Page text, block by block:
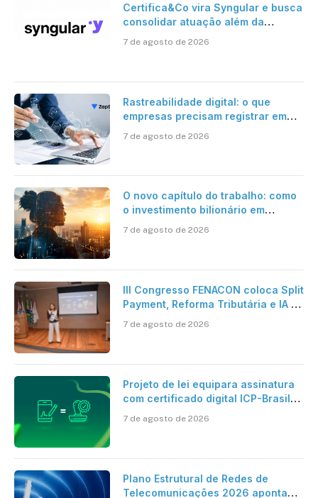
Certifica&Co vira Syngular e busca
consolidar atuação além da
7 de agosto de 2026
Rastreabilidade digital: o que
empresas precisam registrar em
7 de agosto de 2026
O novo capítulo do trabalho: como
o investimento bilionário em
pesquisa científica revela a
7 de agosto de 2026
III Congresso FENACON coloca Split
Payment, Reforma Tributária e IA no
centro dos debates
7 de agosto de 2026
Projeto de lei equipara assinatura
com certificado digital ICP-Brasil
ao reconhecimento de firma em
cartório
7 de agosto de 2026
Plano Estrutural de Redes de
Telecomunicações 2026 aponta